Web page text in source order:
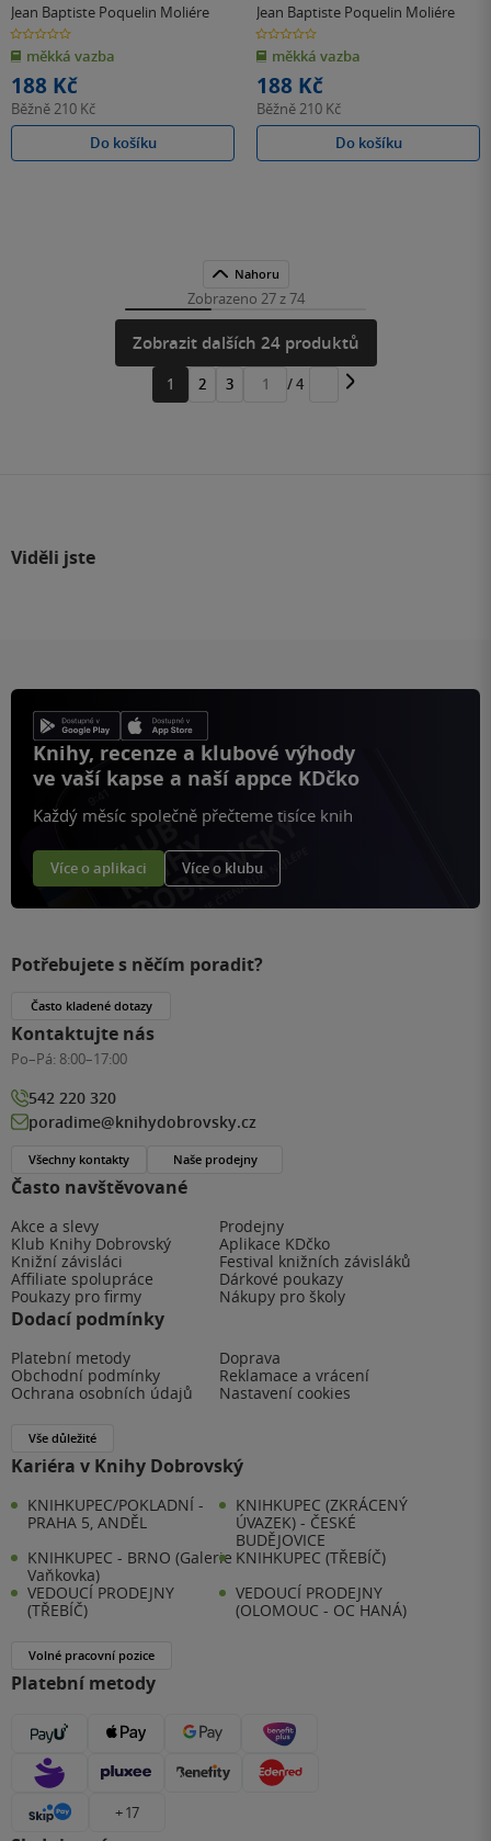
Jean Baptiste Poquelin Moliére
0.0
z
5
hvězdiček
měkká vazba
188 Kč
Běžně210 Kč
Do košíku
Jean Baptiste Poquelin Moliére
0.0
z
5
hvězdiček
měkká vazba
188 Kč
Běžně210 Kč
Do košíku
Nahoru
Zobrazeno 27 z 74
Zobrazit dalších 24 produktů
1 2 3
Přejít
/ 4
Viděli jste
Knihy, recenze a klubové výhody
ve vaší kapse a naší appce KDčko
Každý měsíc společně přečteme tisíce knih
Více o aplikaci Více o klubu
Často navštěvované
Akce a slevy
Prodejny
Klub Knihy Dobrovský
Aplikace KDčko
Knižní závisláci
Festival knižních závisláků
Affiliate spolupráce
Dárkové poukazy
Poukazy pro firmy
Nákupy pro školy
Dodací podmínky
Platební metody
Doprava
Obchodní podmínky
Reklamace a vrácení
Ochrana osobních údajů
Nastavení cookies
Vše důležité
Kariéra v Knihy Dobrovský
KNIHKUPEC/POKLADNÍ -
PRAHA 5, ANDĚL
KNIHKUPEC (ZKRÁCENÝ
ÚVAZEK) - ČESKÉ
BUDĚJOVICE
KNIHKUPEC - BRNO (Galerie
Vaňkovka)
KNIHKUPEC (TŘEBÍČ)
VEDOUCÍ PRODEJNY
(TŘEBÍČ)
VEDOUCÍ PRODEJNY
(OLOMOUC - OC HANÁ)
Volné pracovní pozice
Platební metody
+ 17
Potřebujete s něčím poradit?
Často kladené dotazy
Kontaktujte nás
Po–Pá: 8:00–17:00
542 220 320
poradime@knihydobrovsky.cz
Všechny kontakty Naše prodejny